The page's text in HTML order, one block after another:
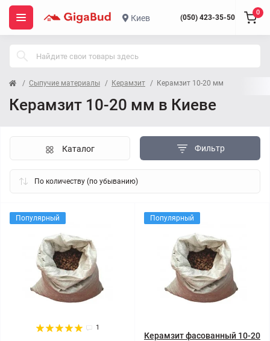
Киев (050) 423-35-50
0
Сыпучие материалы Керамзит Керамзит 10-20 мм
Керамзит 10-20 мм в Киеве
Фильтр
Каталог
Популярный
1
Популярный
Керамзит фасованный 10-20